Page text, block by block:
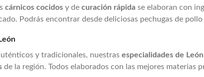
cárnicos cocidos y de curación rápida se elaboran con
Podrás encontrar desde deliciosas pechugas de
y tradicionales, nuestras especialidades de León
de la región. Todos elaborados con las mejores materias